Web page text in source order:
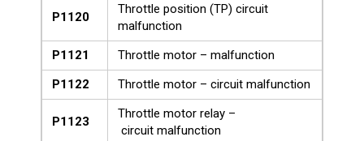
P1120
Throttle position (TP) circuit
malfunction
P1121
Throttle motor – malfunction
P1122
Throttle motor – circuit malfunction
P1123
Throttle motor relay –
circuit malfunction